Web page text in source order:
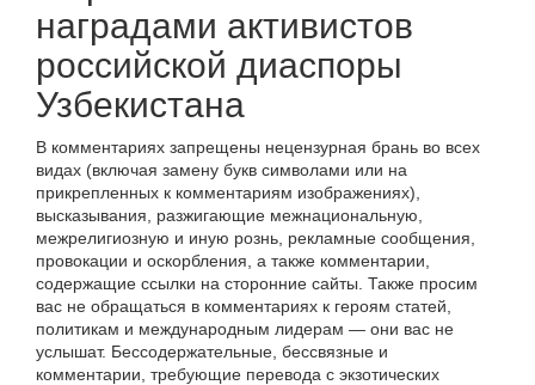
наградами активистов
российской диаспоры
Узбекистана
В комментариях запрещены нецензурная брань во всех
видах (включая замену букв символами или на
прикрепленных к комментариям изображениях),
высказывания, разжигающие межнациональную,
межрелигиозную и иную рознь, рекламные сообщения,
провокации и оскорбления, а также комментарии,
содержащие ссылки на сторонние сайты. Также просим
вас не обращаться в комментариях к героям статей,
политикам и международным лидерам — они вас не
услышат. Бессодержательные, бессвязные и
комментарии, требующие перевода с экзотических